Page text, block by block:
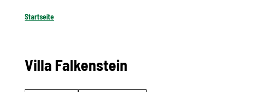
Startseite
Villa Falkenstein